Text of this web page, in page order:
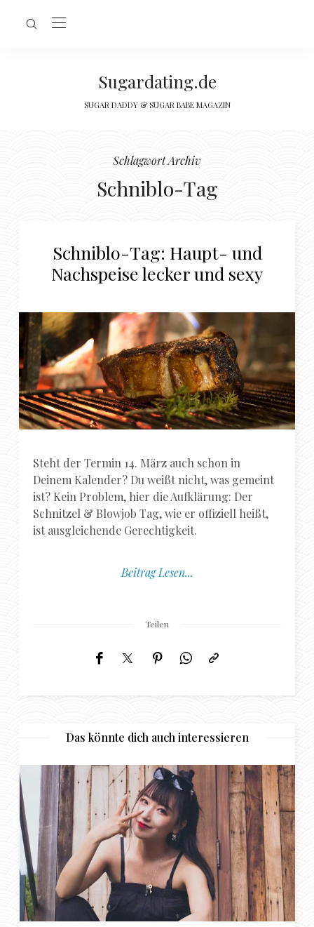
Sugardating.de
SUGAR DADDY & SUGAR BABE MAGAZIN
Schlagwort Archiv
Schniblo-Tag
Schniblo-Tag: Haupt- und
Nachspeise lecker und sexy
Steht der Termin 14. März auch schon in
Deinem Kalender? Du weißt nicht, was gemeint
ist? Kein Problem, hier die Aufklärung: Der
Schnitzel & Blowjob Tag, wie er offiziell heißt,
ist ausgleichende Gerechtigkeit.
Beitrag Lesen...
Teilen
Das könnte dich auch interessieren
Rinsing – für besondere Online-
zwischen jungen Damen und Sugar